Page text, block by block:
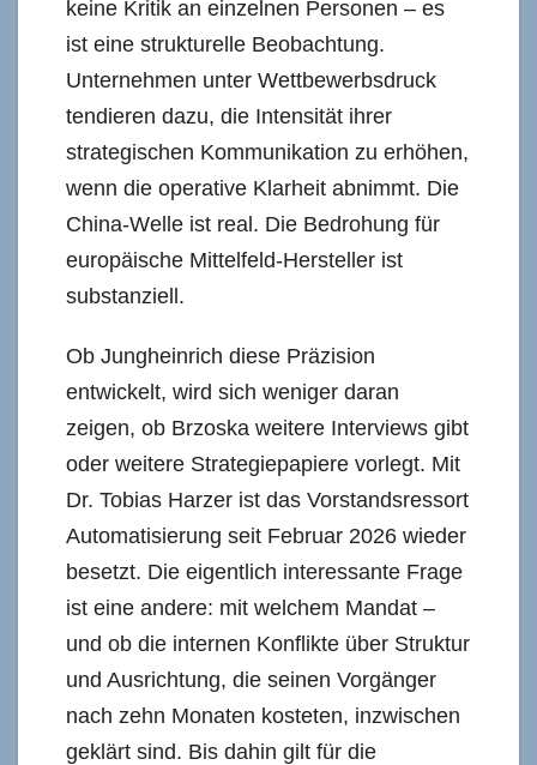
keine Kritik an einzelnen Personen – es
ist eine strukturelle Beobachtung.
Unternehmen unter Wettbewerbsdruck
tendieren dazu, die Intensität ihrer
strategischen Kommunikation zu erhöhen,
wenn die operative Klarheit abnimmt. Die
China-Welle ist real. Die Bedrohung für
europäische Mittelfeld-Hersteller ist
substanziell.
Ob Jungheinrich diese Präzision
entwickelt, wird sich weniger daran
zeigen, ob Brzoska weitere Interviews gibt
oder weitere Strategiepapiere vorlegt. Mit
Dr. Tobias Harzer ist das Vorstandsressort
Automatisierung seit Februar 2026 wieder
besetzt. Die eigentlich interessante Frage
ist eine andere: mit welchem Mandat –
und ob die internen Konflikte über Struktur
und Ausrichtung, die seinen Vorgänger
nach zehn Monaten kosteten, inzwischen
geklärt sind. Bis dahin gilt für die